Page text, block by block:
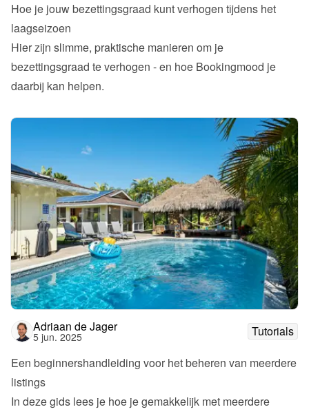
Hoe je jouw bezettingsgraad kunt verhogen tijdens het
laagseizoen
Hier zijn slimme, praktische manieren om je
bezettingsgraad te verhogen - en hoe Bookingmood je
daarbij kan helpen.
Adriaan de Jager
5 jun. 2025
Tutorials
Een beginnershandleiding voor het beheren van meerdere
listings
In deze gids lees je hoe je gemakkelijk met meerdere